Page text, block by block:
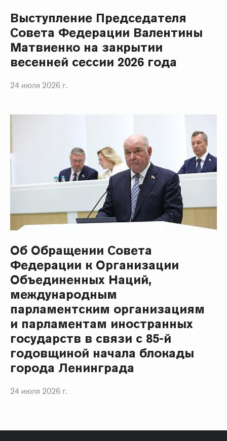
Выступление Председателя
Совета Федерации Валентины
Матвиенко на закрытии
весенней сессии 2026 года
24 июля 2026 г.
Об Обращении Совета
Федерации к Организации
Объединенных Наций,
международным
парламентским организациям
и парламентам иностранных
государств в связи с 85-й
годовщиной начала блокады
города Ленинграда
24 июля 2026 г.